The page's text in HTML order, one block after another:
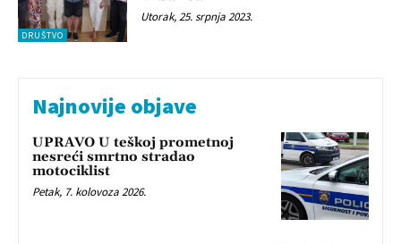
DRUŠTVO
Utorak, 25. srpnja 2023.
Najnovije objave
UPRAVO U teškoj prometnoj
nesreći smrtno stradao
motociklist
Petak, 7. kolovoza 2026.